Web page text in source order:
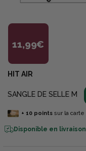
11,99€
HIT AIR
SANGLE DE SELLE M
+ 10pointssur la carte
Disponible en livraison